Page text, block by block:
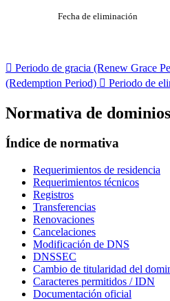
Fecha de eliminación
 Periodo de gracia (Renew Grace
(Redemption Period)  Periodo de
Normativa de
Índice de normativa
Requerimientos de residencia
Requerimientos técnicos
Registros
Transferencias
Renovaciones
Cancelaciones
Modificación de DNS
DNSSEC
Cambio de titularidad del
Caracteres permitidos / IDN
Documentación oficial